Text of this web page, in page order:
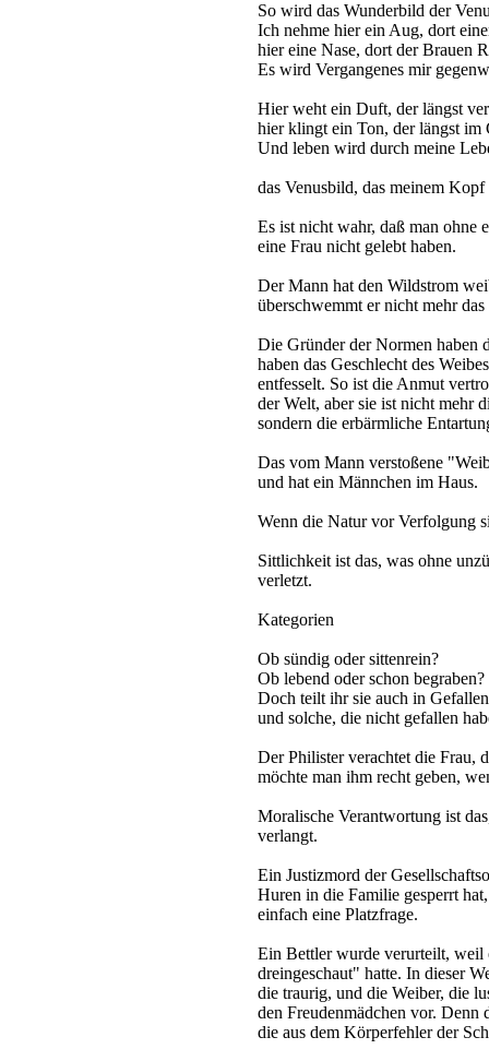
So wird das Wunderbild der
Ich nehme hier ein Aug, dort
hier eine Nase, dort der Brauen
Es wird Vergangenes mir
Hier weht ein Duft, der längst
hier klingt ein Ton, der längst im
Und leben wird durch meine
das Venusbild, das meinem Kopf
Es ist nicht wahr, daß man ohne
eine Frau nicht gelebt haben.
Der Mann hat den Wildstrom
überschwemmt er nicht mehr
Die Gründer der Normen haben
haben das Geschlecht des
entfesselt. So ist die Anmut
der Welt, aber sie ist nicht mehr
sondern die erbärmliche
Das vom Mann verstoßene
und hat ein Männchen im Haus.
Wenn die Natur vor Verfolgung
Sittlichkeit ist das, was ohne
verletzt.
Kategorien
Ob sündig oder sittenrein?
Ob lebend oder schon begraben?
Doch teilt ihr sie auch in
und solche, die nicht gefallen
Der Philister verachtet die Frau,
möchte man ihm recht geben,
Moralische Verantwortung ist
verlangt.
Ein Justizmord der
Huren in die Familie gesperrt
einfach eine Platzfrage.
Ein Bettler wurde verurteilt, weil
dreingeschaut" hatte. In dieser
die traurig, und die Weiber, die
den Freudenmädchen vor.
die aus dem Körperfehler der